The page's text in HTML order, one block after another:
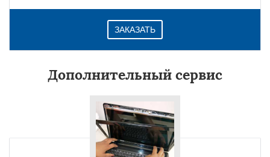
ЗАКАЗАТЬ
Дополнительный сервис